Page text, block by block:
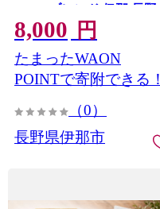
coffee ブレンド 伊那 長野
信州 ふるさと納税 【008-
39】
8,000 円
たまったWAON
POINTで寄附できる！
（0）
長野県伊那市